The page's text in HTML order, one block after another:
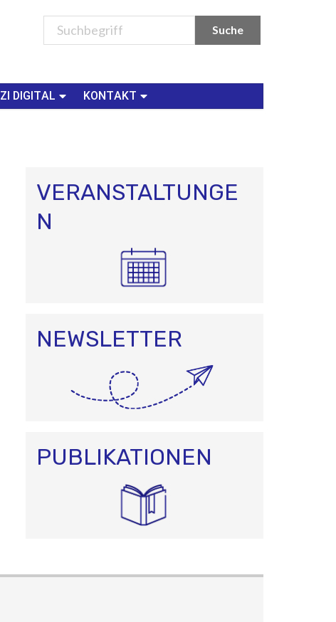
ZI DIGITAL
KONTAKT
VERANSTALTUNGE
N
NEWSLETTER
PUBLIKATIONEN